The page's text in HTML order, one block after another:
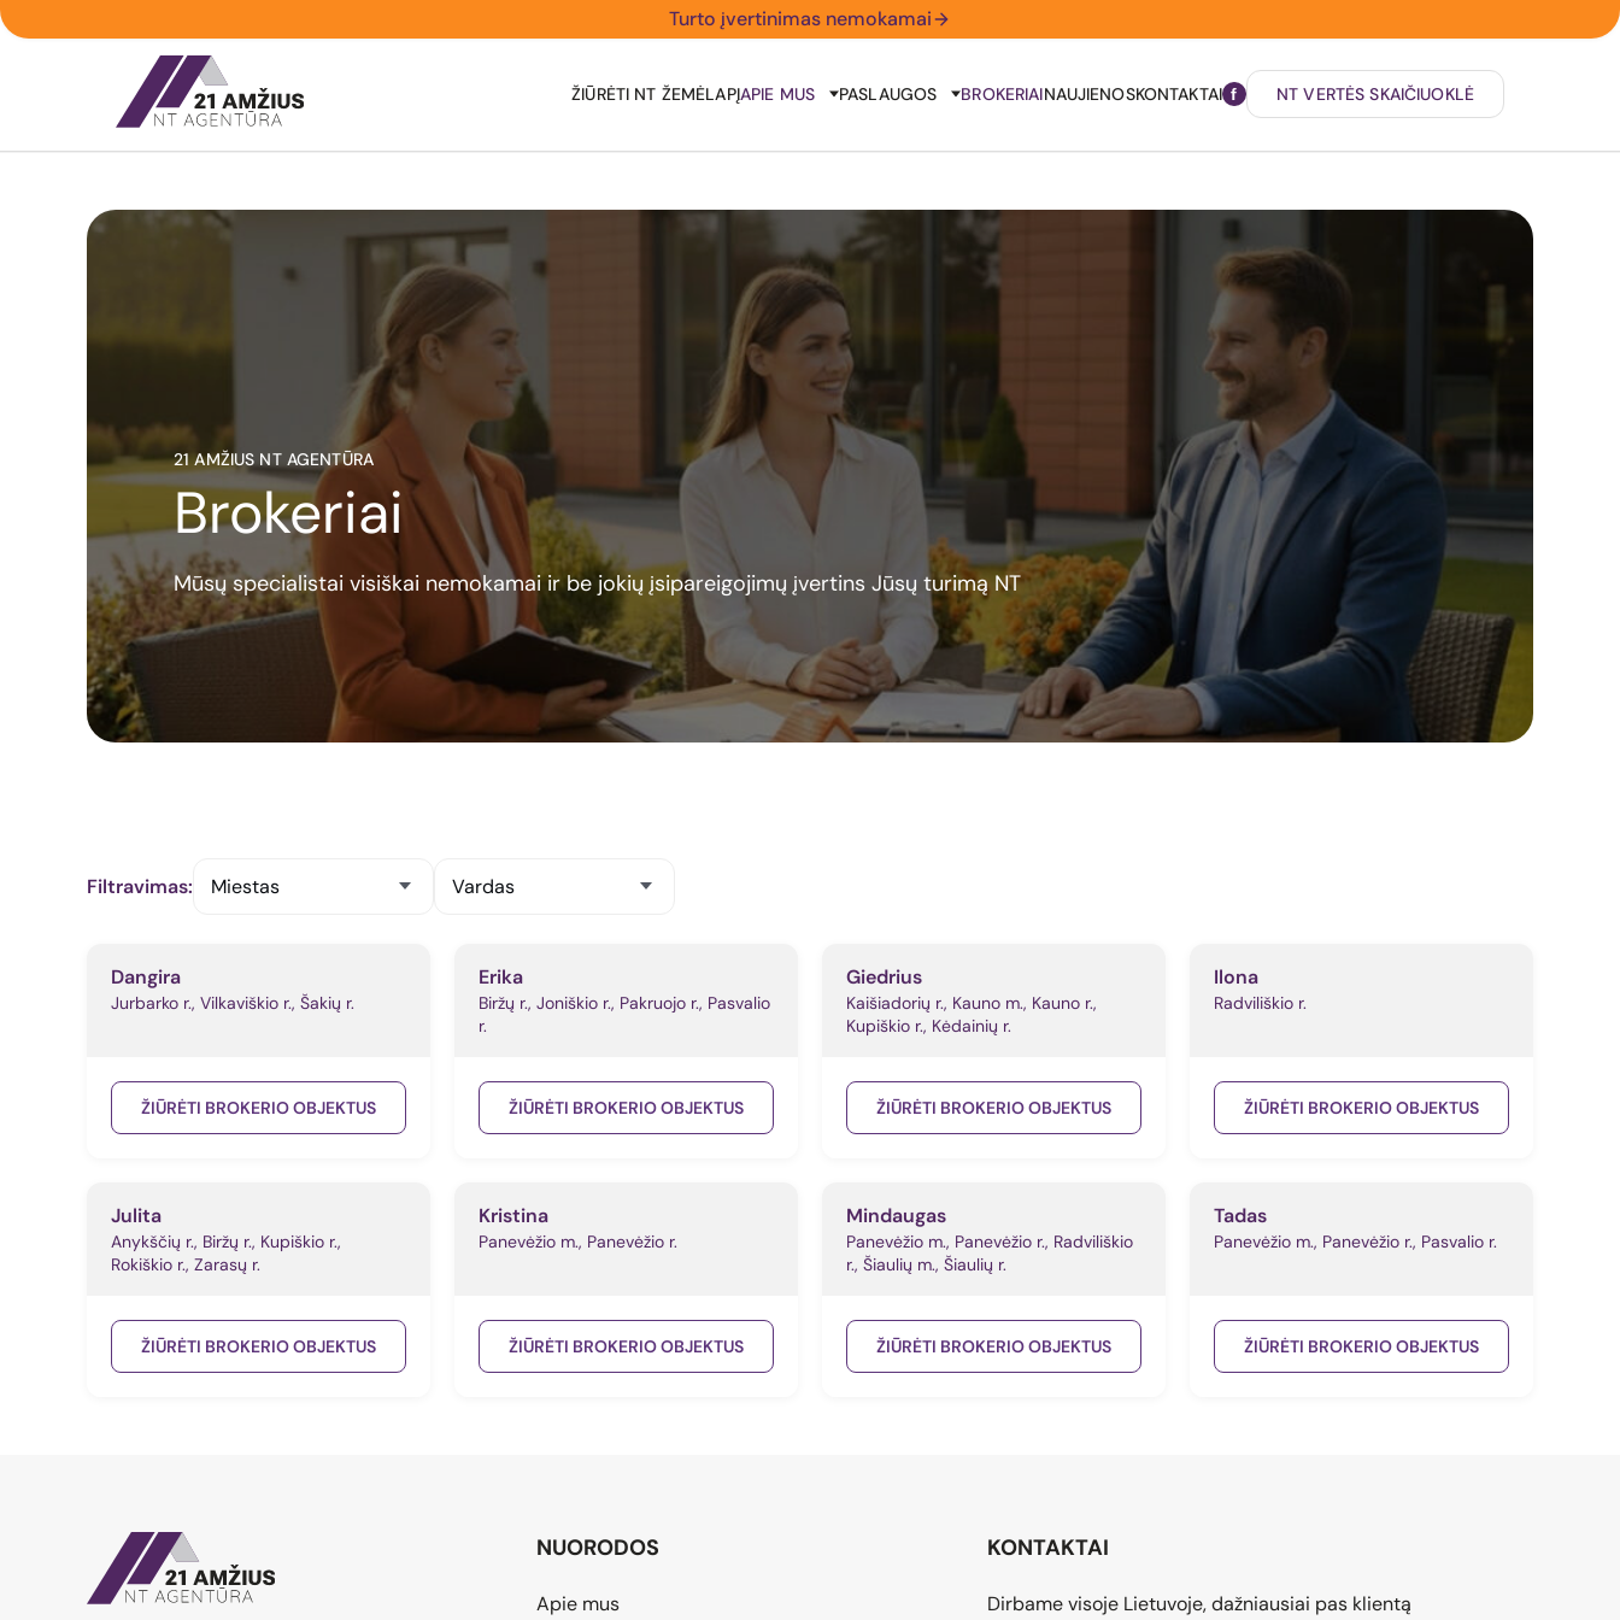
Turto įvertinimas nemokamai
ŽIŪRĖTI NT ŽEMĖLAPĮAPIE MUS PASLAUGOS BROKERIAINAUJIENOSKONTAKTAI NT VERTĖS SKAIČIUOKLĖ
21 AMŽIUS NT AGENTŪRA
Brokeriai
Mūsų specialistai visiškai nemokamai ir be jokių įsipareigojimų įvertins Jūsų turimą NT
Filtravimas: Miestas Vardas
Dangira
Jurbarko r., Vilkaviškio r., Šakių r.
ŽIŪRĖTI BROKERIO OBJEKTUS
Erika
Biržų r., Joniškio r., Pakruojo r., Pasvalio
r.
ŽIŪRĖTI BROKERIO OBJEKTUS
Giedrius
Kaišiadorių r., Kauno m., Kauno r.,
Kupiškio r., Kėdainių r.
ŽIŪRĖTI BROKERIO OBJEKTUS
Ilona
Radviliškio r.
ŽIŪRĖTI BROKERIO OBJEKTUS
Julita
Anykščių r., Biržų r., Kupiškio r.,
Rokiškio r., Zarasų r.
ŽIŪRĖTI BROKERIO OBJEKTUS
Kristina
Panevėžio m., Panevėžio r.
ŽIŪRĖTI BROKERIO OBJEKTUS
Mindaugas
Panevėžio m., Panevėžio r., Radviliškio
r., Šiaulių m., Šiaulių r.
ŽIŪRĖTI BROKERIO OBJEKTUS
Tadas
Panevėžio m., Panevėžio r., Pasvalio r.
ŽIŪRĖTI BROKERIO OBJEKTUS
NUORODOS
Apie mus
KONTAKTAI
Dirbame visoje Lietuvoje, dažniausiai pas klientą